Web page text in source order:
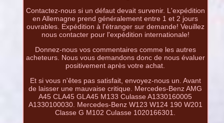
Contactez-nous si un défaut devait survenir. L'expédition
en Allemagne prend généralement entre 1 et 2 jours
ouvrables. Expédition à l'étranger sur demande! Veuillez
nous contacter pour l'expédition internationale!
Donnez-nous vos commentaires comme les autres
acheteurs. Nous vous demandons donc de nous évaluer
positivement après votre achat.
Et si vous n'êtes pas satisfait, envoyez-nous un. Avant
de laisser une mauvaise critique. Mercedes-Benz AMG
A45 CLA45 GLA45 M133 Culasse A1330160005
A1330100030. Mercedes-Benz W123 W124 190 W201
Classe G M102 Culasse 1020166301.